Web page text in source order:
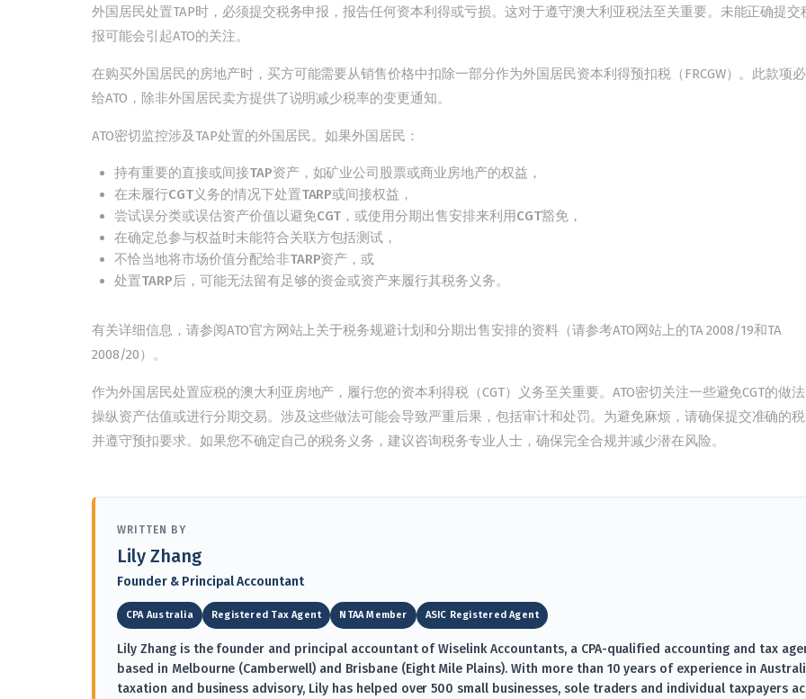
外国居民处置TAP时，必须提交税务申报，报告任何资本利得或亏损。这对于遵守澳大利亚税法至关重要。未能正确提交
报可能会引起ATO的关注。
在购买外国居民的房地产时，买方可能需要从销售价格中扣除一部分作为外国居民资本利得预扣税（FRCGW）。此款项
给ATO，除非外国居民卖方提供了说明减少税率的变更通知。
ATO密切监控涉及TAP处置的外国居民。如果外国居民：
持有重要的直接或间接TAP资产，如矿业公司股票或商业房地产的权益，
在未履行CGT义务的情况下处置TARP或间接权益，
尝试误分类或误估资产价值以避免CGT，或使用分期出售安排来利用CGT豁免，
在确定总参与权益时未能符合关联方包括测试，
不恰当地将市场价值分配给非TARP资产，或
处置TARP后，可能无法留有足够的资金或资产来履行其税务义务。
有关详细信息，请参阅ATO官方网站上关于税务规避计划和分期出售安排的资料（请参考ATO网站上的TA 2008/19和TA
2008/20）。
作为外国居民处置应税的澳大利亚房地产，履行您的资本利得税（CGT）义务至关重要。ATO密切关注一些避免CGT的做
操纵资产估值或进行分期交易。涉及这些做法可能会导致严重后果，包括审计和处罚。为避免麻烦，请确保提交准确的
并遵守预扣要求。如果您不确定自己的税务义务，建议咨询税务专业人士，确保完全合规并减少潜在风险。
WRITTEN BY
Lily Zhang
Founder & Principal Accountant
CPA Australia Registered Tax Agent NTAA Member ASIC Registered Agent
Lily Zhang is the founder and principal accountant of Wiselink Accountants, a CPA-qualified accounting and tax
based in Melbourne (Camberwell) and Brisbane (Eight Mile Plains). With more than 10 years of experience in
taxation and business advisory, Lily has helped over 500 small businesses, sole traders and individual taxpayers